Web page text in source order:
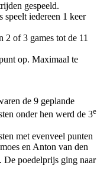
gespeeld.
speelt iedereen 1 keer
2 of 3 games tot de 11
op. Maximaal te
de 9 geplande
onder hen werd de 3e
met evenveel punten
en Anton van den
. De poedelprijs ging naar